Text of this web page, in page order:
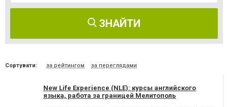
ЗНАЙТИ
Сортувати: за рейтингом за переглядами
New Life Experience (NLE): курсы английского
языка, работа за границей Мелитополь